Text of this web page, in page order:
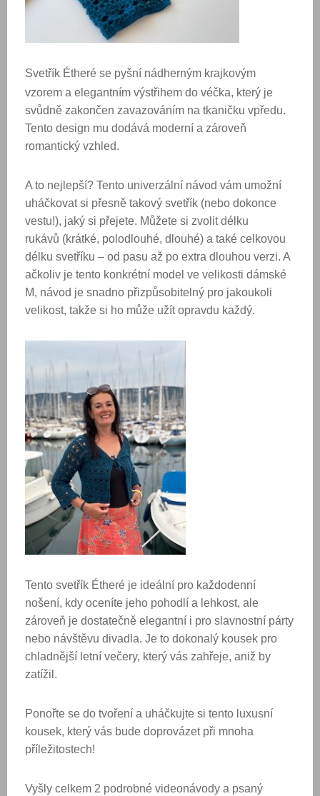
Svetřík Étheré se pyšní nádherným krajkovým
vzorem a elegantním výstřihem do véčka, který je
svůdně zakončen zavazováním na tkaničku vpředu.
Tento design mu dodává moderní a zároveň
romantický vzhled.
A to nejlepší? Tento univerzální návod vám umožní
uháčkovat si přesně takový svetřík (nebo dokonce
vestu!), jaký si přejete. Můžete si zvolitdélku
rukávů (krátké, polodlouhé, dlouhé) a také celkovou
délku svetříku – od pasu až po extra dlouhou verzi. A
ačkoliv je tento konkrétní model ve velikosti dámské
M, návod je snadno přizpůsobitelný pro jakoukoli
velikost, takže si ho může užít opravdu každý.
Tento svetřík Étheré je ideální pro každodenní
nošení, kdy oceníte jeho pohodlí a lehkost, ale
zároveň je dostatečně elegantní i pro slavnostní párty
nebo návštěvu divadla. Je to dokonalý kousek pro
chladnější letní večery, který vás zahřeje, aniž by
zatížil.
Ponořte se do tvoření a uháčkujte si tento luxusní
kousek, který vás bude doprovázet při mnoha
příležitostech!
Vyšly celkem 2 podrobné videonávody a psaný